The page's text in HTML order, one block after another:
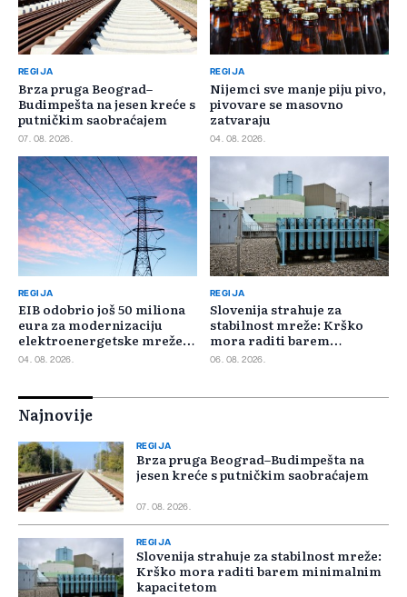
REGIJA
Brza pruga Beograd–
Budimpešta na jesen kreće s
putničkim saobraćajem
07. 08. 2026.
REGIJA
Nijemci sve manje piju pivo,
pivovare se masovno
zatvaraju
04. 08. 2026.
REGIJA
EIB odobrio još 50 miliona
eura za modernizaciju
elektroenergetske mreže
Slovačke
04. 08. 2026.
REGIJA
Slovenija strahuje za
stabilnost mreže: Krško
mora raditi barem
minimalnim kapacitetom
06. 08. 2026.
Najnovije
REGIJA
Brza pruga Beograd–Budimpešta na
jesen kreće s putničkim saobraćajem
07. 08. 2026.
REGIJA
Slovenija strahuje za stabilnost mreže:
Krško mora raditi barem minimalnim
kapacitetom